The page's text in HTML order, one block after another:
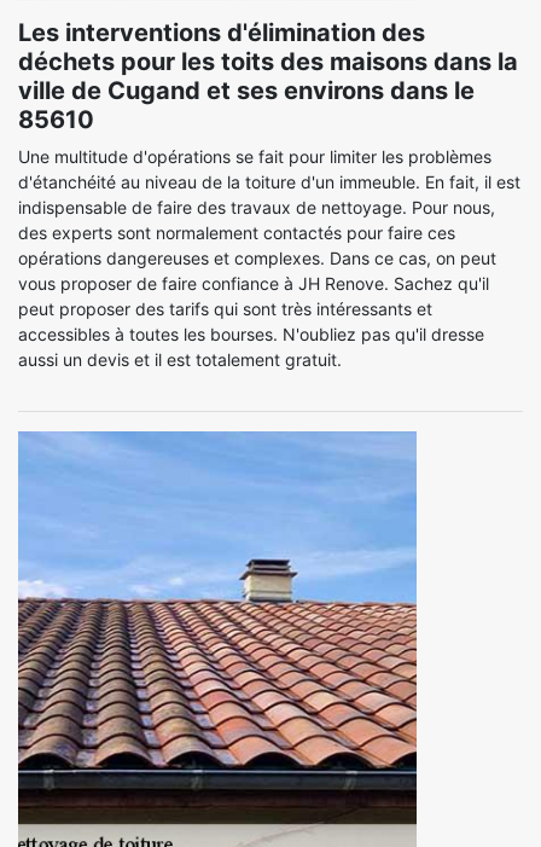
Les interventions d'élimination des
déchets pour les toits des maisons dans la
ville de Cugand et ses environs dans le
85610
Une multitude d'opérations se fait pour limiter les problèmes
d'étanchéité au niveau de la toiture d'un immeuble. En fait, il est
indispensable de faire des travaux de nettoyage. Pour nous,
des experts sont normalement contactés pour faire ces
opérations dangereuses et complexes. Dans ce cas, on peut
vous proposer de faire confiance à JH Renove. Sachez qu'il
peut proposer des tarifs qui sont très intéressants et
accessibles à toutes les bourses. N'oubliez pas qu'il dresse
aussi un devis et il est totalement gratuit.